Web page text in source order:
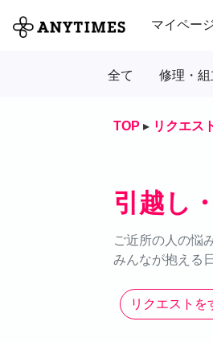
マイペー
全て 修理・組
TOP ▸ リクエス
引越し
ご近所の人の悩
みんなが抱える
リクエストを